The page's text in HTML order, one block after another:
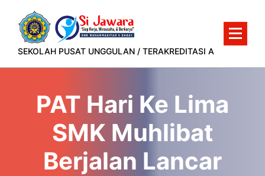
konten
SEKOLAH PUSAT UNGGULAN / TERAKREDITASI A
PAT Hari Ke Lima
SMK Muhlibat
Berjalan Lancar